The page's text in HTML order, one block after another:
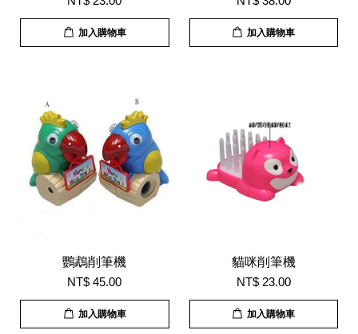
加入購物車 加入購物車
鸚鵡削筆機
NT$ 45.00
加入購物車
貓咪削筆機
NT$ 23.00
加入購物車